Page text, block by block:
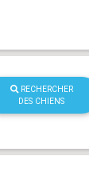
RECHERCHER
DES CHIENS